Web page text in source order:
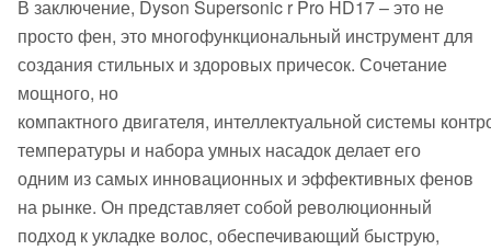
В заключение, Dyson Supersonic r Pro HD17 – это не
просто фен, это многофункциональный инструмент для
создания стильных и здоровых причесок. Сочетание
мощного, но
компактного двигателя, интеллектуальной системы
температуры и набора умных насадок делает его
одним из самых инновационных и эффективных фенов
на рынке. Он представляет собой революционный
подход к укладке волос, обеспечивающий быструю,